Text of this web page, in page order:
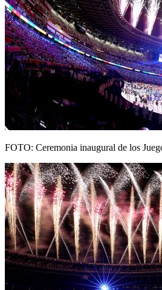
FOTO: Ceremonia inaugural de los